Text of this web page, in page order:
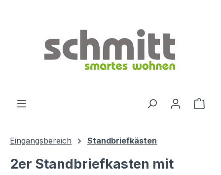
Eingangsbereich Standbriefkästen
2er Standbriefkasten mit